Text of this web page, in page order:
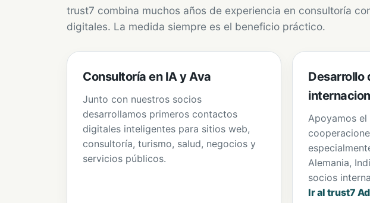
trust7 combina muchos años de experiencia en consultoría
digitales. La medida siempre es el beneficio práctico.
Consultoría en IA y Ava
Junto con nuestros socios
desarrollamos primeros contactos
digitales inteligentes para sitios web,
consultoría, turismo, salud, negocios y
servicios públicos.
Desarrollo
Apoyamos
Alemania,
socios
Ir al trust7